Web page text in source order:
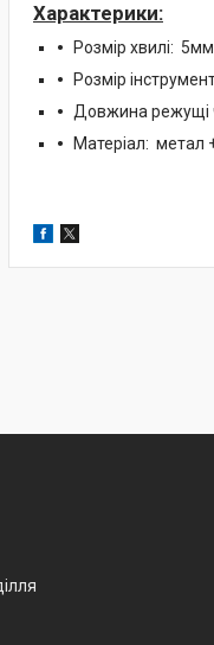
Характерики:
Розмір хвилі:
Розмір
Довжина режущі
Матеріал: метал